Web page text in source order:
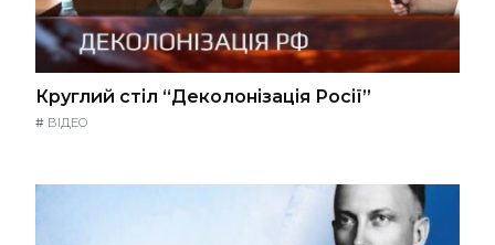
Круглий стіл “Деколонізація Росії”
# ВІДЕО